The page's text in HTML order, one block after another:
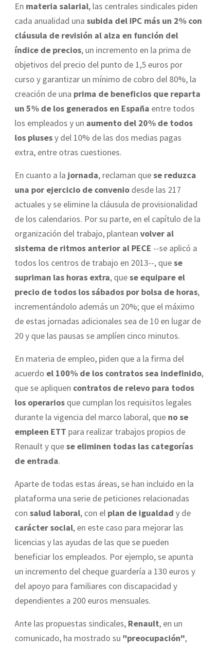
En materia salarial, las centrales sindicales piden
cada anualidad una subida del IPC más un 2% con
cláusula de revisión al alza en función del
índice de precios, un incremento en la prima de
objetivos del precio del punto de 1,5 euros por
curso y garantizar un mínimo de cobro del 80%, la
creación de una prima de beneficios que reparta
un 5% de los generados en España entre todos
los empleados y un aumento del 20% de todos
los plusesy del 10% de las dos medias pagas
extra, entre otras cuestiones.
En cuanto a la jornada, reclaman quese reduzca
una por ejercicio de convenio desde las 217
actuales y se elimine la cláusula de provisionalidad
de los calendarios. Por su parte, en el capítulo de la
organización del trabajo, plantean volver al
sistema de ritmos anterior al PECE --se aplicó a
todos los centros de trabajo en 2013--, quese
supriman las horas extra, quese equipare el
precio de todos los sábados por bolsa de horas,
incrementándolo además un 20%; que el máximo
de estas jornadas adicionales sea de 10 en lugar de
20 y que las pausas se amplíen cinco minutos.
En materia de empleo, piden que a la firma del
acuerdo el 100% de los contratos sea indefinido,
que se apliquen contratos de relevo para todos
los operarios que cumplan los requisitos legales
durante la vigencia del marco laboral, que no se
empleen ETT para realizar trabajos propios de
Renault y quese eliminen todas las categorías
de entrada.
Aparte de todas estas áreas, se han incluido en la
plataforma una serie de peticiones relacionadas
con salud laboral, con el plan de igualdad y de
carácter social, en este caso para mejorar las
licencias y las ayudas de las que se pueden
beneficiar los empleados. Por ejemplo, se apunta
un incremento del cheque guardería a 130 euros y
del apoyo para familiares con discapacidad y
dependientes a 200 euros mensuales.
Ante las propuestas sindicales, Renault, en un
comunicado, ha mostrado su "preocupación",